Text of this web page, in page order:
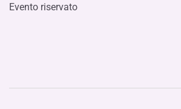
Evento riservato